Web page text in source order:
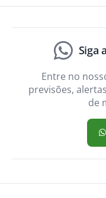
Siga
Entre no
previsões,
de